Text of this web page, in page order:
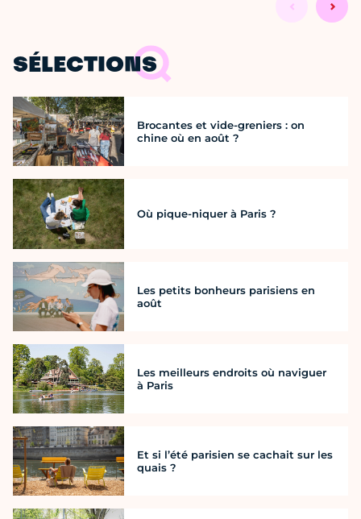
SÉLECTIONS
Brocantes et vide-greniers : on
chine où en août ?
Où pique-niquer à Paris ?
Les petits bonheurs parisiens en
août
Les meilleurs endroits où naviguer
à Paris
Et si l’été parisien se cachait sur les
quais ?